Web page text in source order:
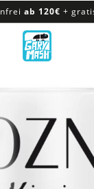
ab 120€ +
& fair produziertes
ab 120€